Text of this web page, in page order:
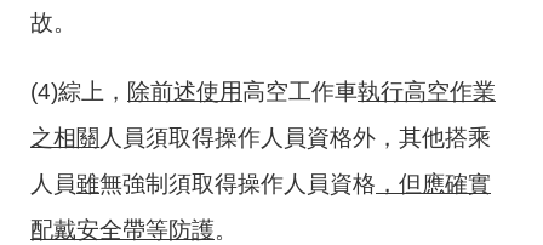
故。
(4)綜上， 除前述使用高空工作車執行高空作業
之相關 人員須取得操作人員資格外，其他搭乘
人員雖無強制須取得操作人員資格 ，但應確實
配戴安全帶等防護。